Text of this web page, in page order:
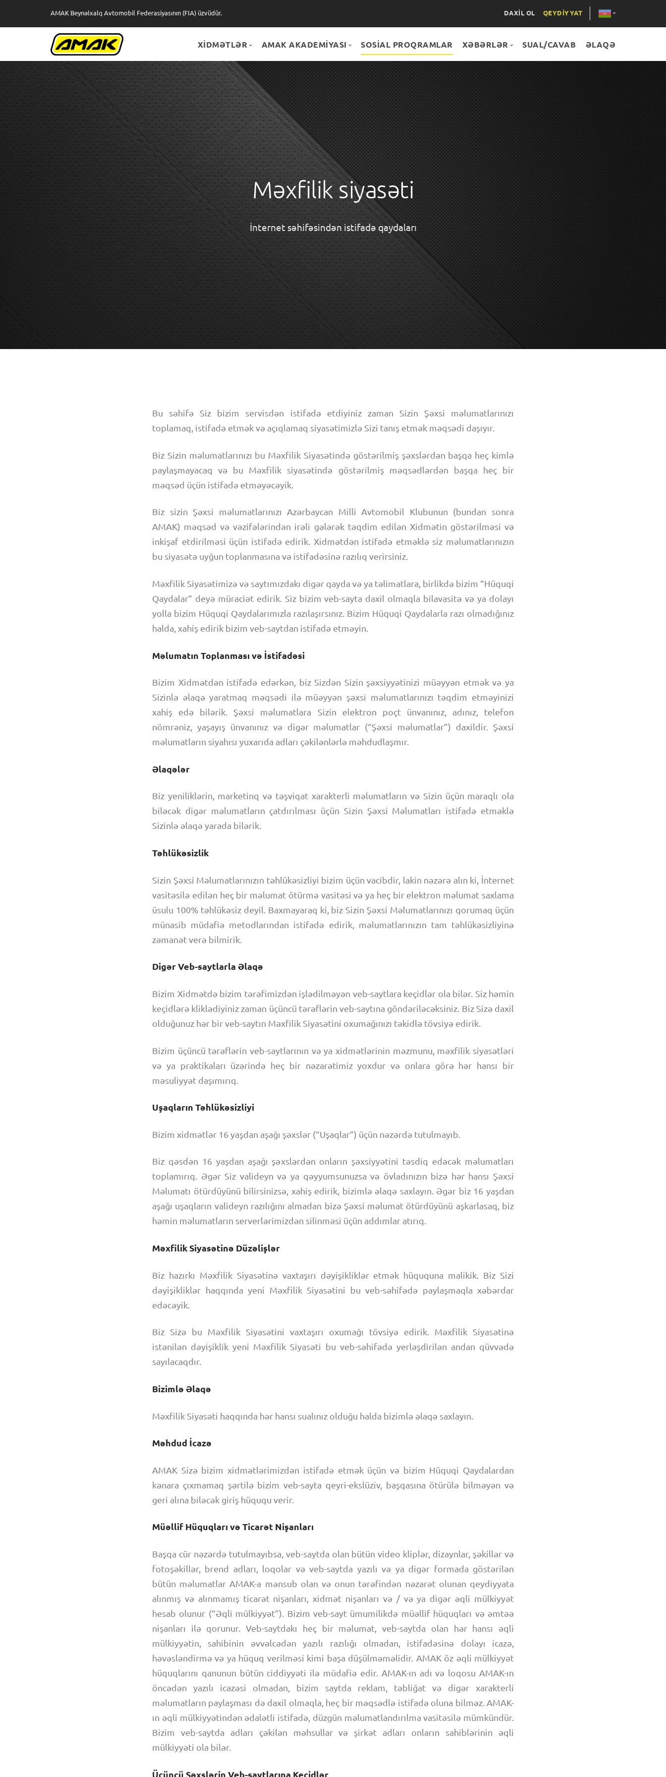
AMAK Beynəlxalq Avtomobil Federasiyasının (FIA) üzvüdür. DAXİL OL QEYDİYYAT
ENG
XİDMƏTLƏR
XİDMƏTLƏR
BONUS+
PARTNYORLAR
MAĞAZA
AMAK AKADEMİYASI
Hamısı
Könüllülük
Təlimlər
SOSİAL PROQRAMLAR XƏBƏRLƏR
Hamısı
XƏBƏRLƏR
LAYİHƏLƏR
TƏDBİRLƏR
MƏQALƏLƏR
SUAL/CAVAB ƏLAQƏ
Məxfilik siyasəti
İnternet səhifəsindən istifadə qaydaları
Bu səhifə Siz bizim servisdən istifadə etdiyiniz zaman Sizin Şəxsi məlumatlarınızı
toplamaq, istifadə etmək və açıqlamaq siyasətimizlə Sizi tanış etmək məqsədi daşıyır.
Biz Sizin məlumatlarınızı bu Məxfilik Siyasətində göstərilmiş şəxslərdən başqa heç kimlə
paylaşmayacaq və bu Məxfilik siyasətində göstərilmiş məqsədlərdən başqa heç bir
məqsəd üçün istifadə etməyəcəyik.
Biz sizin Şəxsi məlumatlarınızı Azərbaycan Milli Avtomobil Klubunun (bundan sonra
AMAK) məqsəd və vəzifələrindən irəli gələrək təqdim edilən Xidmətin göstərilməsi və
inkişaf etdirilməsi üçün istifadə edirik. Xidmətdən istifadə etməklə siz məlumatlarınızın
bu siyasətə uyğun toplanmasına və istifadəsinə razılıq verirsiniz.
Məxfilik Siyasətimizə və saytımızdakı digər qayda və ya təlimatlara, birlikdə bizim “Hüquqi
Qaydalar” deyə müraciət edirik. Siz bizim veb-sayta daxil olmaqla bilavasitə və ya dolayı
yolla bizim Hüquqi Qaydalarımızla razılaşırsınız. Bizim Hüquqi Qaydalarla razı olmadığınız
halda, xahiş edirik bizim veb-saytdan istifadə etməyin.
Məlumatın Toplanması və İstifadəsi
Bizim Xidmətdən istifadə edərkən, biz Sizdən Sizin şəxsiyyətinizi müəyyən etmək və ya
Sizinlə əlaqə yaratmaq məqsədi ilə müəyyən şəxsi məlumatlarınızı təqdim etməyinizi
xahiş edə bilərik. Şəxsi məlumatlara Sizin elektron poçt ünvanınız, adınız, telefon
nömrəniz, yaşayış ünvanınız və digər məlumatlar (“Şəxsi məlumatlar”) daxildir. Şəxsi
məlumatların siyahısı yuxarıda adları çəkilənlərlə məhdudlaşmır.
Əlaqələr
Biz yeniliklərin, marketinq və təşviqat xarakterli məlumatların və Sizin üçün maraqlı ola
biləcək digər məlumatların çatdırılması üçün Sizin Şəxsi Məlumatları istifadə etməklə
Sizinlə əlaqə yarada bilərik.
Təhlükəsizlik
Sizin Şəxsi Məlumatlarınızın təhlükəsizliyi bizim üçün vacibdir, lakin nəzərə alın ki, İnternet
vasitəsilə edilən heç bir məlumat ötürmə vasitəsi və ya heç bir elektron məlumat saxlama
üsulu 100% təhlükəsiz deyil. Baxmayaraq ki, biz Sizin Şəxsi Məlumatlarınızı qorumaq üçün
münasib müdafiə metodlarından istifadə edirik, məlumatlarınızın tam təhlükəsizliyinə
zəmanət verə bilmirik.
Digər Veb-saytlarla Əlaqə
Bizim Xidmətdə bizim tərəfimizdən işlədilməyən veb-saytlara keçidlər ola bilər. Siz həmin
keçidlərə kliklədiyiniz zaman üçüncü tərəflərin veb-saytına göndəriləcəksiniz. Biz Sizə daxil
olduğunuz hər bir veb-saytın Məxfilik Siyasətini oxumağınızı təkidlə tövsiyə edirik.
Bizim üçüncü tərəflərin veb-saytlarının və ya xidmətlərinin məzmunu, məxfilik siyasətləri
və ya praktikaları üzərində heç bir nəzarətimiz yoxdur və onlara görə hər hansı bir
məsuliyyət daşımırıq.
Uşaqların Təhlükəsizliyi
Bizim xidmətlər 16 yaşdan aşağı şəxslər (“Uşaqlar”) üçün nəzərdə tutulmayıb.
Biz qəsdən 16 yaşdan aşağı şəxslərdən onların şəxsiyyətini təsdiq edəcək məlumatları
toplamırıq. Əgər Siz valideyn və ya qəyyumsunuzsa və övladınızın bizə hər hansı Şəxsi
Məlumatı ötürdüyünü bilirsinizsə, xahiş edirik, bizimlə əlaqə saxlayın. Əgər biz 16 yaşdan
aşağı uşaqların valideyn razılığını almadan bizə Şəxsi məlumat ötürdüyünü aşkarlasaq, biz
həmin məlumatların serverlərimizdən silinməsi üçün addımlar atırıq.
Məxfilik Siyasətinə Düzəlişlər
Biz hazırkı Məxfilik Siyasətinə vaxtaşırı dəyişikliklər etmək hüququna malikik. Biz Sizi
dəyişikliklər haqqında yeni Məxfilik Siyasətini bu veb-səhifədə paylaşmaqla xəbərdar
edəcəyik.
Biz Sizə bu Məxfilik Siyasətini vaxtaşırı oxumağı tövsiyə edirik. Məxfilik Siyasətinə
istənilən dəyişiklik yeni Məxfilik Siyasəti bu veb-səhifədə yerləşdirilən andan qüvvədə
sayılacaqdır.
Bizimlə Əlaqə
Məxfilik Siyasəti haqqında hər hansı sualınız olduğu halda bizimlə əlaqə saxlayın.
Məhdud İcazə
AMAK Sizə bizim xidmətlərimizdən istifadə etmək üçün və bizim Hüquqi Qaydalardan
kənara çıxmamaq şərtilə bizim veb-sayta qeyri-ekslüziv, başqasına ötürülə bilməyən və
geri alına biləcək giriş hüququ verir.
Müəllif Hüquqları və Ticarət Nişanları
Başqa cür nəzərdə tutulmayıbsa, veb-saytda olan bütün video kliplər, dizaynlar, şəkillər və
fotoşəkillər, brend adları, loqolar və veb-saytda yazılı və ya digər formada göstərilən
bütün məlumatlar AMAK-a mənsub olan və onun tərəfindən nəzarət olunan qeydiyyata
alınmış və alınmamış ticarət nişanları, xidmət nişanları və / və ya digər əqli mülkiyyət
hesab olunur (“Əqli mülkiyyət”). Bizim veb-sayt ümumilikdə müəllif hüquqları və əmtəə
nişanları ilə qorunur. Veb-saytdakı heç bir məlumat, veb-saytda olan hər hansı əqli
mülkiyyətin, sahibinin əvvəlcədən yazılı razılığı olmadan, istifadəsinə dolayı icazə,
həvəsləndirmə və ya hüquq verilməsi kimi başa düşülməməlidir. AMAK öz əqli mülkiyyət
hüquqlarını qanunun bütün ciddiyyəti ilə müdafiə edir. AMAK-ın adı və loqosu AMAK-ın
öncədən yazılı icazəsi olmadan, bizim saytda reklam, təbliğat və digər xarakterli
məlumatların paylaşması də daxil olmaqla, heç bir məqsədlə istifadə oluna bilməz. AMAK-
ın əqli mülkiyyətindən ədalətli istifadə, düzgün məlumatlandırılma vasitəsilə mümkündür.
Bizim veb-saytda adları çəkilən məhsullar və şirkət adları onların sahiblərinin əqli
mülkiyyəti ola bilər.
Üçüncü Şəxslərin Veb-saytlarına Keçidlər